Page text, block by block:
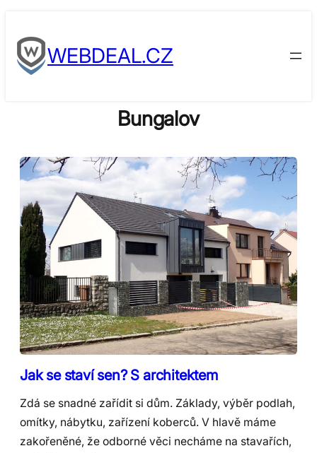
to
contentWEBDEAL.CZ
Bungalov
Jak se staví sen? S architektem
Zdá se snadné zařídit si dům. Základy, výběr podlah,
omítky, nábytku, zařízení koberců. V hlavě máme
zakořeněné, že odborné věci necháme na stavařích,